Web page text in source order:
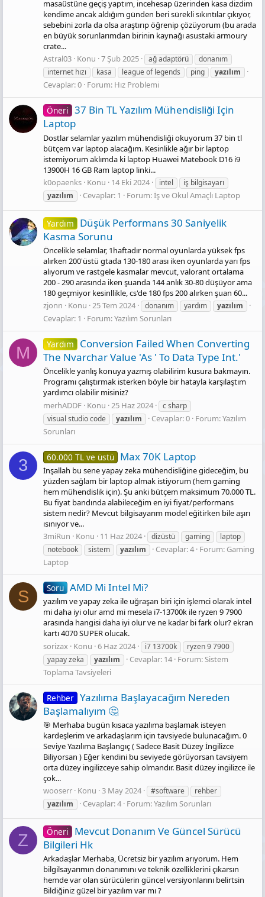
masaüstüne geçiş yaptım, incehesap üzerinden kasa dizdim
kendime ancak aldığım günden beri sürekli sıkıntılar çıkıyor,
sebebini zorla da olsa araştırıp öğrenip çözüyorum (bu arada
en büyük sorunlarımdan birinin kaynağı asustaki armoury
crate...
Astral03 Konu 7 Şub 2025 ağ adaptörü
donanım
internet hızı
kasa league of legends ping yazılım
Cevaplar: 0 Forum: Hız Problemi
Öneri 37 Bin TL Yazılım Mühendisliği Için
Laptop
Dostlar selamlar yazılım mühendisliği okuyorum 37 bin tl
bütçem var laptop alacağım. Kesinlikle ağır bir laptop
istemiyorum aklımda ki laptop Huawei Matebook D16 i9
13900H 16 GB Ram laptop linki...
k0opaenks Konu 14 Eki 2024 intel
iş bilgisayarı
yazılım
Cevaplar: 1 Forum:İş ve Okul Amaçlı Laptop
Yardım
Düşük Performans 30 Saniyelik
Kasma Sorunu
Öncelikle selamlar, 1haftadır normal oyunlarda yüksek fps
alırken 200'üstü gtada 130-180 arası iken oyunlarda yarı fps
alıyorum ve rastgele kasmalar mevcut, valorant ortalama
200 - 290 arasında iken şuanda 144 anlık 30-80 düşüyor ama
180 geçmiyor kesinllikle, cs'de 180 fps 200 alırken şuan 60...
zjonn
Konu 25 Tem 2024 donanım yardım yazılım
Cevaplar: 1 Forum:Yazılım Sorunları
M Yardım
Conversion Failed When Converting
The Nvarchar Value 'As ' To Data Type Int.'
Öncelikle yanlış konuya yazmış olabilirim kusura bakmayın.
Programı çalıştırmak isterken böyle bir hatayla karşılaştım
yardımcı olabilir misiniz?
merhADDF Konu 25 Haz 2024
c sharp
visual studio code
yazılım Cevaplar: 0 Forum:Yazılım
Sorunları
3 60.000 TL ve üstü Max 70K Laptop
İnşallah bu sene yapay zeka mühendisliğine gideceğim, bu
yüzden sağlam bir laptop almak istiyorum (hem gaming
hem mühendislik için). Şu anki bütçem maksimum 70.000 TL.
Bu fiyat bandında alabileceğim en iyi fiyat/performans
sistem nedir? Mevcut bilgisayarım model eğitirken bile aşırı
ısınıyor ve...
3miRun
Konu 11 Haz 2024 dizüstü gaming
laptop
notebook
sistem yazılım Cevaplar: 4 Forum: Gaming
Laptop
S Soru AMD Mi Intel Mi?
yazılım ve yapay zeka ile uğraşan biri için işlemci olarak intel
mi daha iyi olur amd mi mesela i7-13700k ile ryzen 9 7900
arasında hangisi daha iyi olur ve ne kadar bi fark olur? ekran
kartı 4070 SUPER olucak.
sorizax
Konu 6 Haz 2024 i7 13700k
ryzen 9 7900
yapay zeka
yazılım Cevaplar: 14 Forum: Sistem
Toplama Tavsiyeleri
Rehber Yazılıma Başlayacağım Nereden
Başlamalıyım 🤔
🎯 Merhaba bugün kısaca yazılıma başlamak isteyen
kardeşlerim ve arkadaşlarım için tavsiyede bulunacağım. 0
Seviye Yazılıma Başlangıç ( Sadece Basit Düzey İngilizce
Biliyorsan ) Eğer kendini bu seviyede görüyorsan tavsiyem
orta düzey ingilizceye sahip olmandır. Basit düzey ingilizce ile
çok...
wooserr Konu 3 May 2024 #software
rehber
yazılım
Cevaplar: 4 Forum:Yazılım Sorunları
Z Öneri Mevcut Donanım Ve Güncel Sürücü
Bilgileri Hk
Arkadaşlar Merhaba, Ücretsiz bir yazılım arıyorum. Hem
bilgilsayarımın donanımını ve teknik özelliklerini çıkarsın
hemde var olan sürücülerin güncel versiyonlarını belirtsin
Bildiğiniz güzel bir yazılım var mı ?